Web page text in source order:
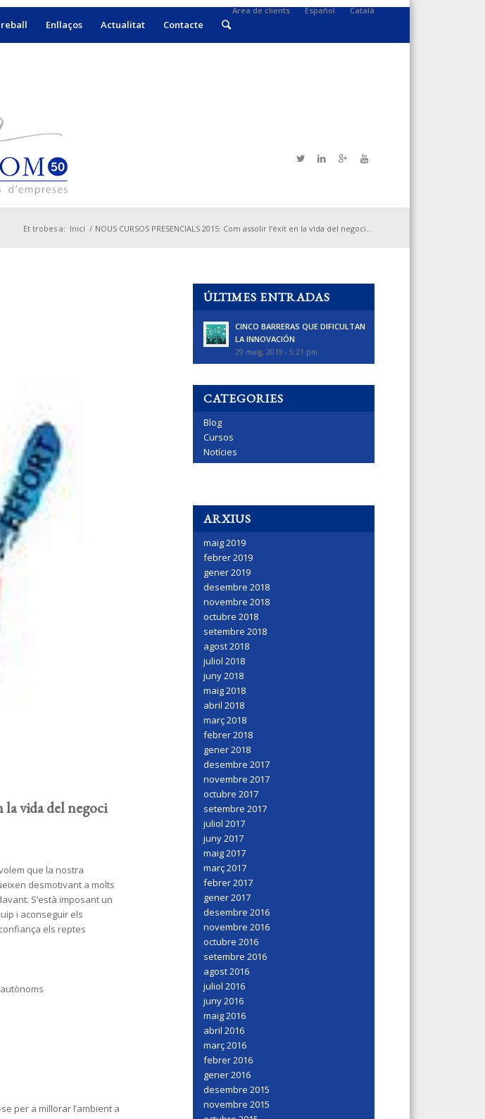
Àrea de clients Español Català
Enllaços Actualitat Contacte
Et trobes a: Inici / NOUS CURSOS PRESENCIALS 2015: Com assolir l’èxit en la vida del negoci...
la vida del negoci
que la nostra
desmotivant a molts
S’està imposant un
i aconseguir els
els reptes
per a millorar l’ambient a
ÚLTIMES ENTRADAS
CINCO BARRERAS QUE DIFICULTAN
LA INNOVACIÓN
29 maig, 2019 - 5:21 pm
CATEGORIES
Blog
Cursos
Notícies
ARXIUS
maig 2019
febrer 2019
gener 2019
desembre 2018
novembre 2018
octubre 2018
setembre 2018
agost 2018
juliol 2018
juny 2018
maig 2018
abril 2018
març 2018
febrer 2018
gener 2018
desembre 2017
novembre 2017
octubre 2017
setembre 2017
juliol 2017
juny 2017
maig 2017
març 2017
febrer 2017
gener 2017
desembre 2016
novembre 2016
octubre 2016
setembre 2016
agost 2016
juliol 2016
juny 2016
maig 2016
abril 2016
març 2016
febrer 2016
gener 2016
desembre 2015
novembre 2015